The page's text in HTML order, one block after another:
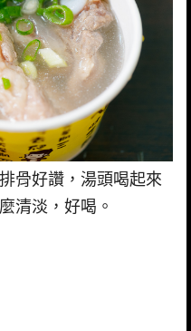
骨好讚，湯頭喝起來
清淡，好喝。